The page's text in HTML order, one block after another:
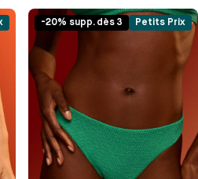
-20% supp. dès 3 Petits Prix